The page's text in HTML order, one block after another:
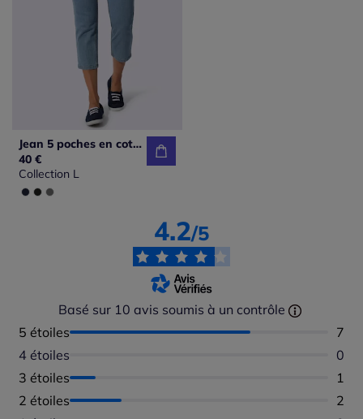
Jean 5 poches en coton extensible avec fermeture à glissière
40 €
Collection L
4.2/5
Basé sur 10 avis soumis à un contrôle
5 étoiles
7
4 étoiles
0
3 étoiles
1
2 étoiles
2